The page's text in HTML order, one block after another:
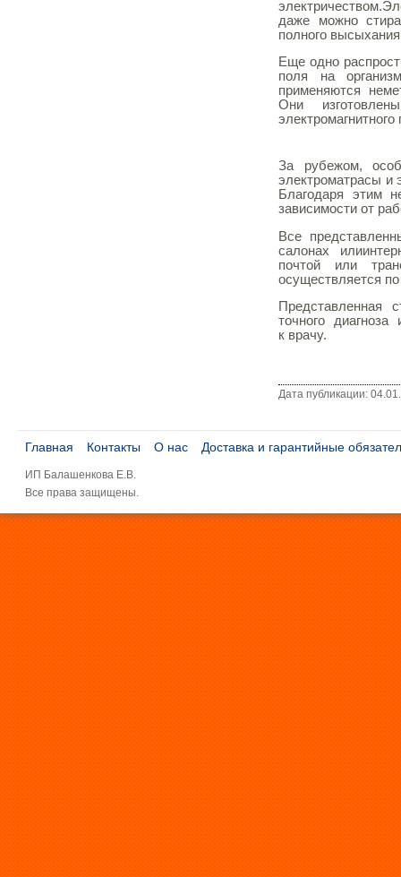
даже можно
полного
Еще одно
поля на
применяются
Они
За рубежом,
электроматрасы и
Благодаря этим
зависимости от
Все
салонах или
почтой или
осуществляется
Представленная
точного диагноза
к врачу.
Дата публикации:
Главная Контакты О нас Доставка и гарантийные
ИП Балашенкова Е.В.
Все права защищены.